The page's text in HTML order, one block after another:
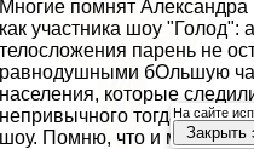
Многие помнят Александра
как участника шоу "Голод":
телосложения парень не
равнодушными бОльшую
населения, которые
непривычного тогда ещё
шоу. Помню, что и мне
На сайте
Закрыть